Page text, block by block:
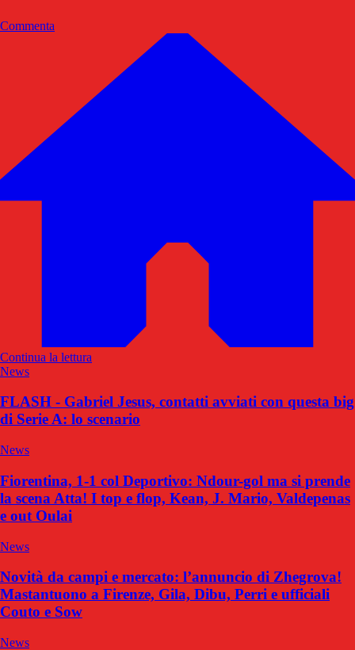
Commenta
Continua la lettura
News
FLASH - Gabriel Jesus, contatti avviati con questa big
di Serie A: lo scenario
News
Fiorentina, 1-1 col Deportivo: Ndour-gol ma si prende
la scena Atta! I top e flop, Kean, J. Mario, Valdepenas
e out Oulai
News
Novità da campi e mercato: l’annuncio di Zhegrova!
Mastantuono a Firenze, Gila, Dibu, Perri e ufficiali
Couto e Sow
News